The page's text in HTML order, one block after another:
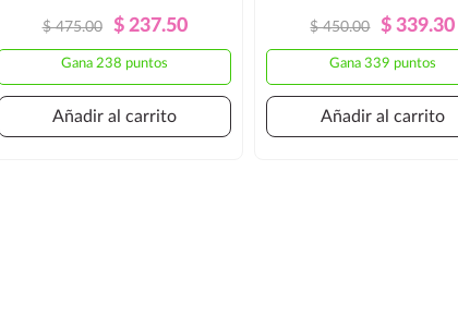
Precio
Regular
$ 475.00 Precio
$ 237.50
Gana 238 puntos
Añadir al carrito
Precio
Regular
$ 450.00 Precio
$ 339.30
Gana 339 puntos
Añadir al carrito